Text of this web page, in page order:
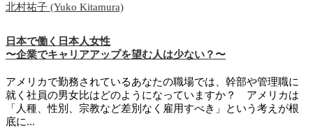
北村祐子 (Yuko Kitamura)
日本で働く日本人女性
〜企業でキャリアアップを望む人は少ない？〜
アメリカで勤務されているあなたの職場では、幹部や管理職に
就く社員の男女比はどのようになっていますか？ アメリカは
「人種、性別、宗教など差別なく雇用すべき」という考えが根
底に...